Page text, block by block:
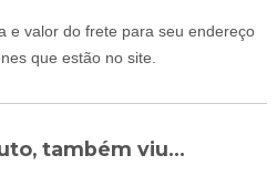
e valor do frete para seu endereço
que estão no site.
também viu...